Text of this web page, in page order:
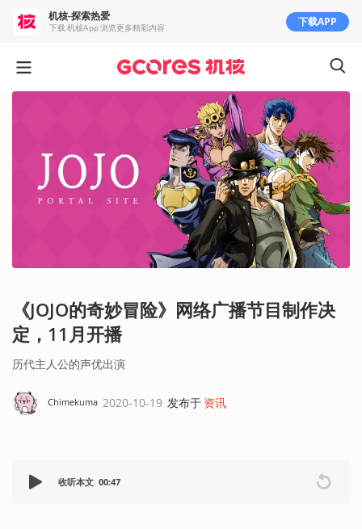
《JOJO的奇妙冒险》网络广播节目制作决
定，11月开播
历代主人公的声优出演
Chimekuma 2020-10-19 发布于 资讯
收听本文 00:47
机核-探索热爱
下载 机核App 浏览更多精彩内容 下载APP